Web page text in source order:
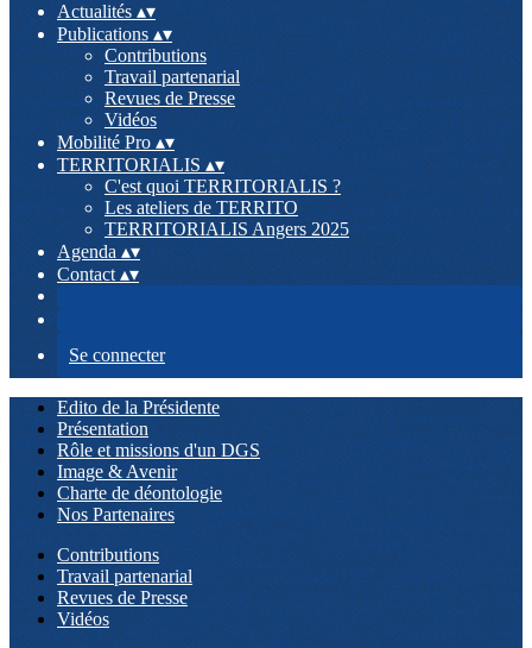
Actualités ▴▾
Publications ▴▾
Contributions
Travail partenarial
Revues de Presse
Vidéos
Mobilité Pro▴▾
TERRITORIALIS ▴▾
C'est quoi TERRITORIALIS ?
Les ateliers de TERRITO
TERRITORIALIS Angers 2025
Agenda▴▾
Contact ▴▾
Se connecter
Edito de la Présidente
Présentation
Rôle et missions d'un DGS
Image & Avenir
Charte de déontologie
Nos Partenaires
Contributions
Travail partenarial
Revues de Presse
Vidéos